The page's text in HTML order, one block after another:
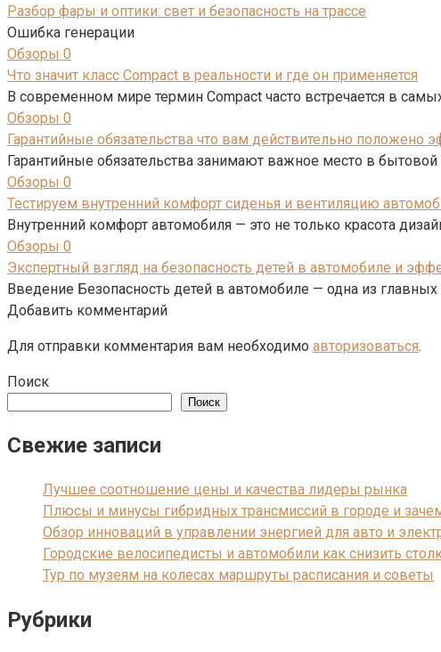
Разбор фары и оптики: свет и безопасность на трассе
Ошибка генерации
Обзоры 0
Что значит класс Compact в реальности и где он применяется
В современном мире термин Compact часто встречается в
Обзоры 0
Гарантийные обязательства что вам действительно положено
Гарантийные обязательства занимают важное место в
Обзоры 0
Тестируем внутренний комфорт сиденья и вентиляцию
Внутренний комфорт автомобиля — это не только красота
Обзоры 0
Экспертный взгляд на безопасность детей в автомобиле и
Введение Безопасность детей в автомобиле — одна из
Добавить комментарий
Для отправки комментария вам необходимо авторизоваться.
Поиск
Поиск
Свежие записи
Лучшее соотношение цены и качества лидеры рынка
Плюсы и минусы гибридных трансмиссий в городе и
Обзор инноваций в управлении энергией для авто и
Городские велосипедисты и автомобили как снизить
Тур по музеям на колесах маршруты расписания и советы
Рубрики